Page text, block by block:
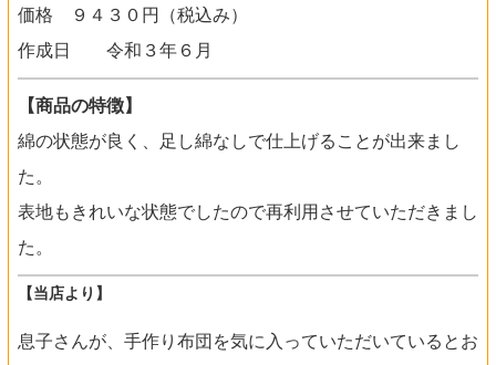
価格 ９４３０円（税込み）
作成日 令和３年６月
【商品の特徴】
綿の状態が良く、足し綿なしで仕上げることが出来まし
た。
表地もきれいな状態でしたので再利用させていただきまし
た。
【当店より】
息子さんが、手作り布団を気に入っていただいているとお